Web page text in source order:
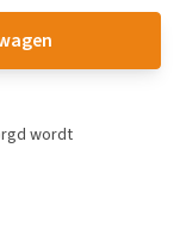
wordt